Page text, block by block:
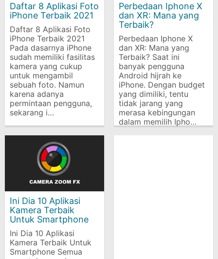
Daftar 8 Aplikasi Foto
iPhone Terbaik 2021
Daftar 8 Aplikasi Foto
iPhone Terbaik 2021
Pada dasarnya iPhone
sudah memiliki fasilitas
kamera yang cukup
untuk mengambil
sebuah foto. Namun
karena adanya
permintaan pengguna,
sekarang i…
Perbedaan Iphone X
dan XR: Mana yang
Terbaik?
Perbedaan Iphone X
dan XR: Mana yang
Terbaik? Saat ini
banyak pengguna
Android hijrah ke
iPhone. Dengan budget
yang dimiliki, tentu
tidak jarang yang
merasa kebingungan
dalam memilih Ipho…
Ini Dia 10 Aplikasi
Kamera Terbaik
Untuk Smartphone
Ini Dia 10 Aplikasi
Kamera Terbaik Untuk
Smartphone Semua